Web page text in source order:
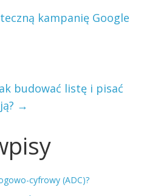
kampanię Google
budować listę i pisać
→
cyfrowy (ADC)?